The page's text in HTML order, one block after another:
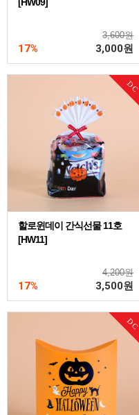
[HW09]
3,600원
17% 3,000원
DC
할로윈데이 간식선물 11호
[HW11]
4,200원
17% 3,500원
DC